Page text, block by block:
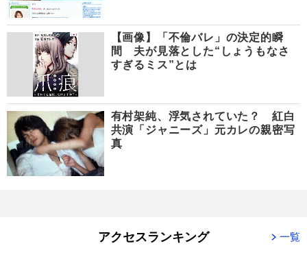
【画像】「不倫バレ」の決定的瞬
間 夫が見落とした“しょうもなさ
すぎるミス”とは
有村架純、浮気されていた？ 紅白
共演「ジャニーズ」元カレの親密写
真
アクセスランキング 一覧